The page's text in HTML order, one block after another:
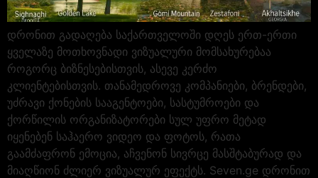
დრონით გადაღება საქართველოში დღეს ერთ-ერთი
ყველაზე მოთხოვნადი ვიზუალური მომსახურებაა
როგორც ბიზნესებისთვის, ასევე კერძო
კლიენტებისთვის. თანამედროვე კომპანიები, ბრენდები,
უძრავი ქონების სააგენტოები, სასტუმროები და
ქორწილის ორგანიზატორები სულ უფრო მეტად
იყენებენ საჰაერო ვიდეო და ფოტოს, რათა
გაამძაფრონ ემოცია, აჩვენონ სივრცე მასშტაბურად და
მიაღწიონ ძლიერ ვიზუალურ ეფექტს. Seven.ge დრონით